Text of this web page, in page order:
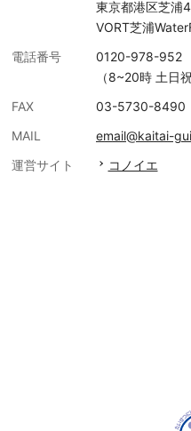
東京都港区芝浦
VORT芝浦
電話番号
0120-978-952
（8~20時 土日
FAX
03-5730-8490
MAIL
email@kaitai-
運営サイト
コノイエ